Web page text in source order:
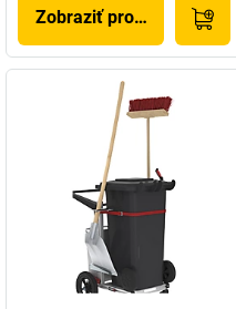
Zobraziť produkt